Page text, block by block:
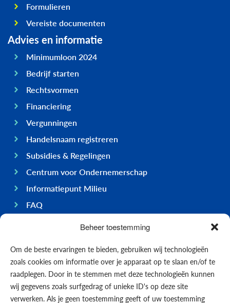
Beheer toestemming
Om de beste ervaringen te bieden, gebruiken wij technologieën
zoals cookies om informatie over je apparaat op te slaan en/of te
raadplegen. Door in te stemmen met deze technologieën kunnen
wij gegevens zoals surfgedrag of unieke ID's op deze site
verwerken. Als je geen toestemming geeft of uw toestemming
Formulieren
Vereiste documenten
Advies en informatie
Minimumloon 2024
Bedrijf starten
Rechtsvormen
Financiering
Vergunningen
Handelsnaam registreren
Subsidies & Regelingen
Centrum voor Ondernemerschap
Informatiepunt Milieu
FAQ
Ondernemen op Bonaire
Economie
Regering
Infrastructuur